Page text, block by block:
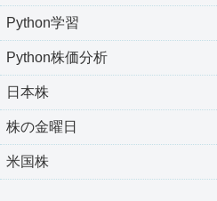
Python学習
Python株価分析
日本株
株の金曜日
米国株